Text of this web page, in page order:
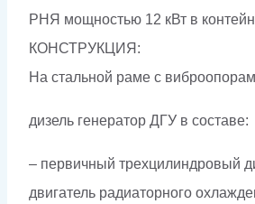
РНЯ мощностью 12 кВт в
КОНСТРУКЦИЯ:
На стальной раме с
дизель генератор ДГУ в составе:
– первичный трехцилиндровый
двигатель радиаторного